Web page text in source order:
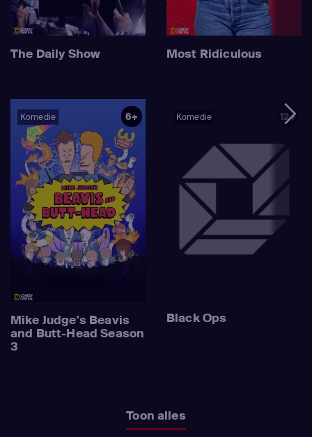
The Daily Show Most Ridiculous
Komedie 6+
Mike Judge's Beavis
and Butt-Head Season
3
Komedie 12+
Black Ops
Toon alles